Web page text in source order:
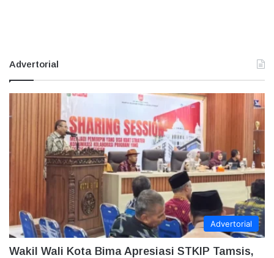
Advertorial
Advertorial
Wakil Wali Kota Bima Apresiasi STKIP Tamsis,